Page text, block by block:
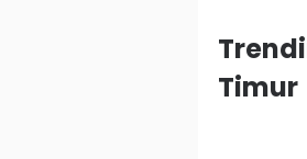
Timur